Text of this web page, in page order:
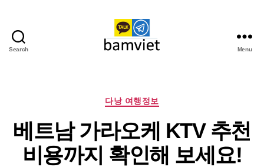
Search
라
케
I
황
제
Menu
Categories
다낭 여행정보
베트남 가라오케 KTV 추천
비용까지 확인해 보세요!